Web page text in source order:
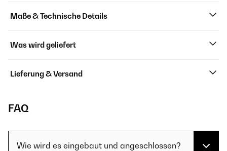
Maße & Technische Details
Was wird geliefert
Lieferung & Versand
FAQ
Wie wird es eingebaut und angeschlossen?